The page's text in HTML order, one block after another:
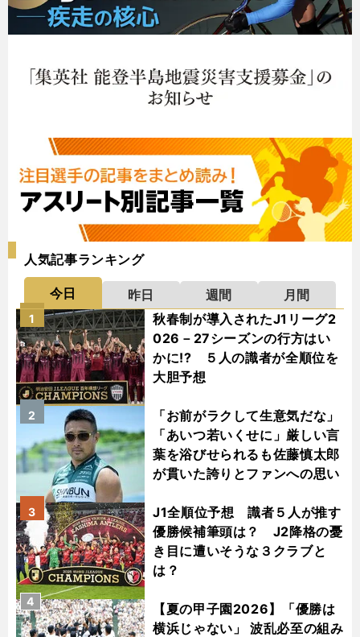
人気記事ランキング
今日 昨日 週間
月間
秋春制が導入されたJ1リーグ2
026－27シーズンの行方はい
かに!? ５人の識者が全順位を
大胆予想
1
「お前がラクして生意気だな」
「あいつ若いくせに」厳しい言
葉を浴びせられるも佐藤慎太郎
が貫いた誇りとファンへの思い
2
J1全順位予想 識者５人が推す
優勝候補筆頭は？ J2降格の憂
き目に遭いそうな３クラブと
は？
3
【夏の甲子園2026】「優勝は
横浜じゃない」 波乱必至の組み
4